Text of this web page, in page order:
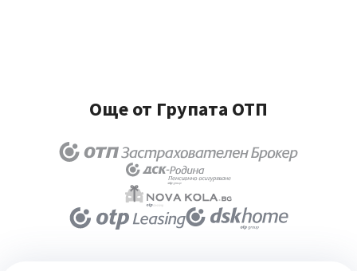
Още от Групата ОТП